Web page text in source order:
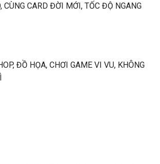
CÙNG CARD ĐỜI MỚI, TỐC ĐỘ NGANG
ĐỒ HỌA, CHƠI GAME VI VU, KHÔNG